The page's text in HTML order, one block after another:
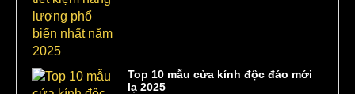
Top 10 mẫu cửa kính độc đáo mới
lạ 2025